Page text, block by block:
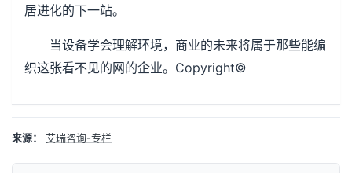
居进化的下一站。
当设备学会理解环境，商业的未来将属于那些能编
织这张看不见的网的企业。Copyright©
来源： 艾瑞咨询-专栏